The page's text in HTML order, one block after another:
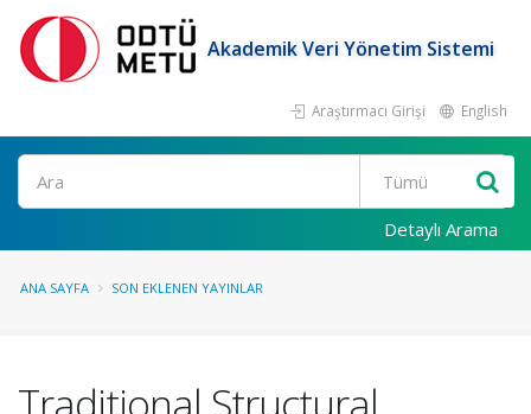
Akademik Veri Yönetim Sistemi
Araştırmacı Girişi English
Ara
Detaylı Arama
ANA SAYFA SON EKLENEN YAYINLAR